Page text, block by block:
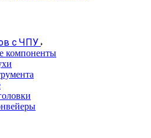
с ЧПУ
компоненты